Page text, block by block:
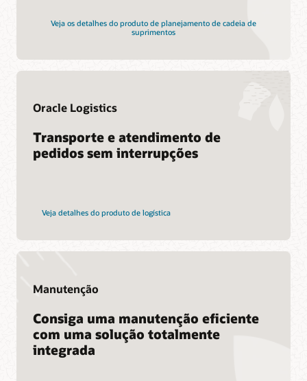
Avançar para os serviços de migração para a nuvem
Veja os detalhes do produto de planejamento de cadeia de
suprimentos
Oracle Logistics
Transporte e atendimento de
pedidos sem interrupções
Veja detalhes do produto de logística
Manutenção
Consiga uma manutenção eficiente
com uma solução totalmente
integrada